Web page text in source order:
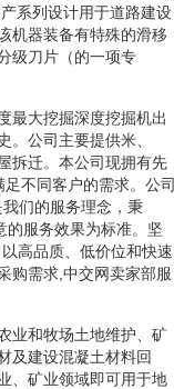
系列设计用于道路建设
机器装备有特殊的滑移
级刀片（的一项专
最大挖掘深度挖掘机出
公司主要提供米、
拆迁。本公司现拥有先
不同客户的需求。公司
们的服务理念，秉
的服务效果为标准。坚
高品质、低价位和快速
购需求,中交网卖家部服
业和牧场土地维护、矿
及建设混凝土材料回
、矿业领域即可用于地